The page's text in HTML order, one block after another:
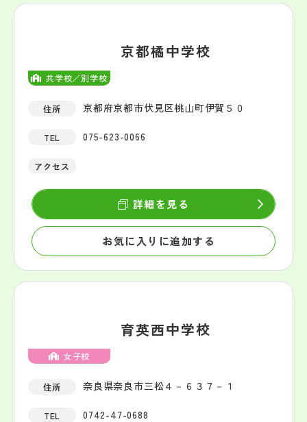
共学校／別学校
京都橘中学校
住所 京都府京都市伏見区桃山町伊賀５０
TEL 075-623-0066
アクセス
お気に入りに追加する
詳細を見る
女子校
育英西中学校
住所 奈良県奈良市三松４－６３７－１
TEL 0742-47-0688